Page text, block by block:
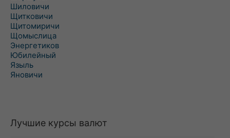
Шиловичи
Щитковичи
Щитомиричи
Щомыслица
Энергетиков
Юбилейный
Языль
Яновичи
Лучшие курсы валют